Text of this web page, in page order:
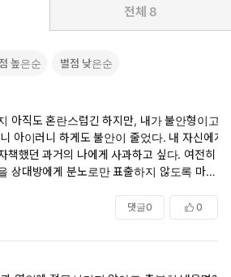
전체 8
높은순 별점 낮은순
아직도 혼란스럽긴 하지만, 내가 불안형이고
아이러니 하게도 불안이 줄었다. 내 자신에게
책했던 과거의 나에게 사과하고 싶다. 여전히
상대방에게 분노로만 표출하지 않도록 마음
게 되었고, 모든 애착 유형은 사랑을 표현하
이지 틀린 건 없다 것도 깨닫게 해줬다. 최근
로 화가 나고 답답해서 적당한 책을 찾다가 읽
은 것 만으로도 마음이 한결 가볍다.
댓글0 0